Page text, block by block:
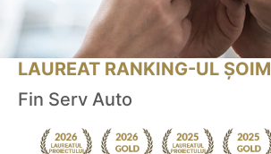
LAUREAT RANKING-UL
Fin Serv Auto